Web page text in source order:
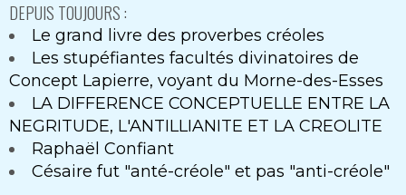
DEPUIS TOUJOURS :
Le grand livre des proverbes créoles
Les stupéfiantes facultés divinatoires de
Concept Lapierre, voyant du Morne-des-Esses
LA DIFFERENCE CONCEPTUELLE ENTRE LA
NEGRITUDE, L'ANTILLIANITE ET LA CREOLITE
Raphaël Confiant
Césaire fut "anté-créole" et pas "anti-créole"